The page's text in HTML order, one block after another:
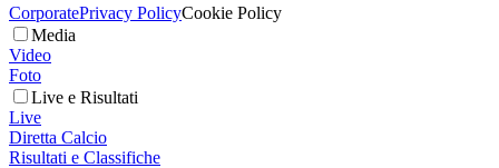
CorporatePrivacy PolicyCookie Policy
Media
Video
Foto
Live e Risultati
Live
Diretta Calcio
Risultati e Classifiche